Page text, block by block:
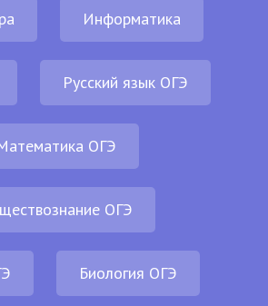
Информатика
Русский язык ОГЭ
ОГЭ
ОГЭ
Биология ОГЭ